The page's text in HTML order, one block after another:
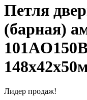
Петля
(барная)
Лидер продаж!